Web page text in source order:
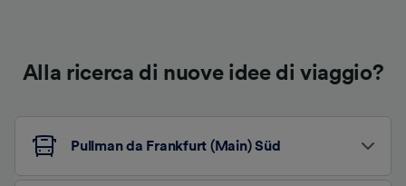
Alla ricerca di nuove idee di viaggio?
Pullman da Frankfurt (Main) Süd